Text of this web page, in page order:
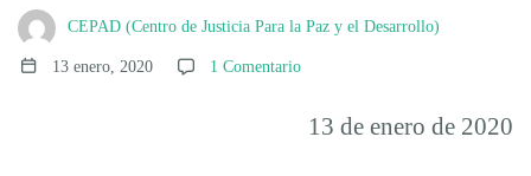
desaparecidas.
CEPAD (Centro de Justicia Para la Paz y el Desarrollo)
13 enero, 2020 1 Comentario
13 de enero de 2020